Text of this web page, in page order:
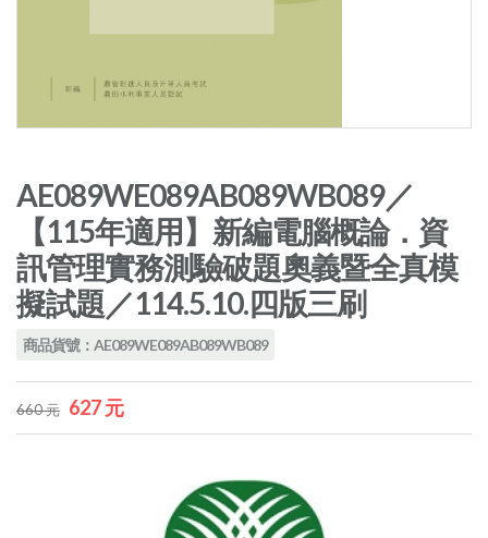
AE089WE089AB089WB089／
【115年適用】新編電腦概論．資
訊管理實務測驗破題奧義暨全真模
擬試題／114.5.10.四版三刷
商品貨號：AE089WE089AB089WB089
660 元 627 元